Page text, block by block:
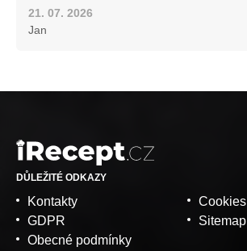
21. 07. 2026
Jan
DŮLEŽITÉ ODKAZY
Kontakty
GDPR
Obecné podmínky
Cookies
Sitemap